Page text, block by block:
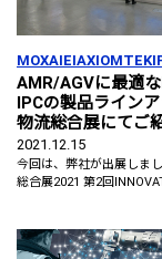
MOXAIEIAXIOMTEK
AMR/AGVに最適
IPCの製品ライン
物流総合展にてご
2021.12.15
今回は、弊社が出展しま
総合展2021 第2回